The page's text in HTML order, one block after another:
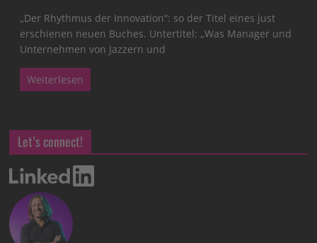
„Der Rhythmus der Innovation“: so der Titel eines just
erschienen neuen Buches. Untertitel: „Was Manager und
Unternehmen von Jazzern und
Weiterlesen
Let’s connect!